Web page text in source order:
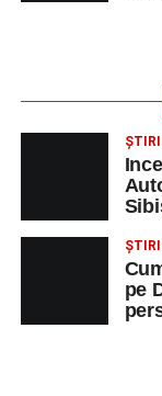
împrejurărilor în
vătămare
Ultimele știri
Incendiu
pe